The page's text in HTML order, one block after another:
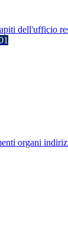
dell'ufficio
organi